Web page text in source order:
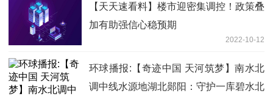
【天天速看料】楼市迎密集调控！政策叠
加有助强信心稳预期
2022-10-12
环球播报:【奇迹中国 天河筑梦】南水北
调中线水源地湖北郧阳：守护一库碧水北